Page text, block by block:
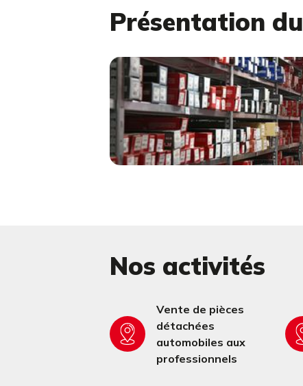
Présentation du
Nos activités
Vente de pièces
détachées
automobiles aux
professionnels